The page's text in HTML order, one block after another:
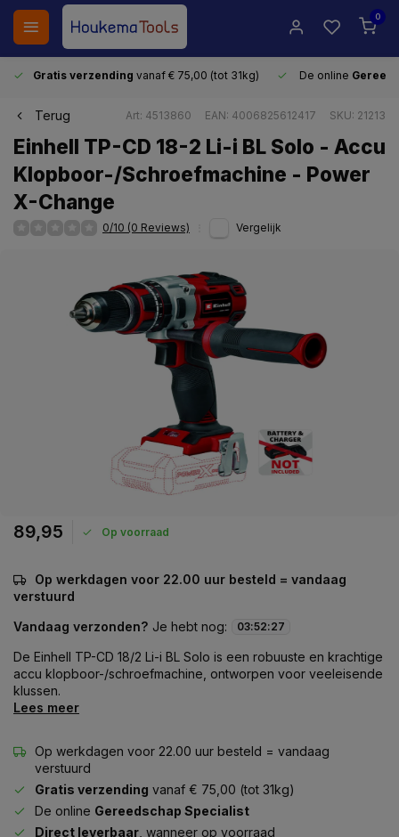
0
Gratis verzending vanaf € 75,00 (tot 31kg) De online
Terug Art: 4513860 EAN: 4006825612417 SKU: 21213
Einhell TP-CD 18-2 Li-i BL Solo - Accu
Klopboor-/Schroefmachine - Power
X-Change
0/10 (0 Reviews) Vergelijk
89,95 Op voorraad
Op werkdagen voor 22.00 uur besteld = vandaag
verstuurd
Vandaag verzonden? Je hebt nog: 03:52:27
De Einhell TP-CD 18/2 Li-i BL Solo is een robuuste en krachtige
accu klopboor-/schroefmachine, ontworpen voor veeleisende
klussen.
Lees meer
Op werkdagen voor 22.00 uur besteld = vandaag
verstuurd
Gratis verzending vanaf € 75,00 (tot 31kg)
De online Gereedschap Specialist
Direct leverbaar , wanneer op voorraad